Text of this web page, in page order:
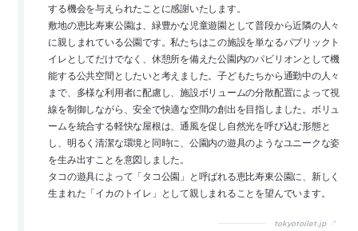
する機会を与えられたことに感謝いたします。
敷地の恵比寿東公園は、緑豊かな児童遊園として普段から近隣の人々
に親しまれている公園です。私たちはこの施設を単なるパブリックト
イレとしてだけでなく、休憩所を備えた公園内のパビリオンとして機
能する公共空間としたいと考えました。子どもたちから通勤中の人々
まで、多様な利用者に配慮し、施設ボリュームの分散配置によって視
線を制御しながら、安全で快適な空間の創出を目指しました。ボリュ
ームを統合する軽快な屋根は、通風を促し自然光を呼び込む形態と
し、明るく清潔な環境と同時に、公園内の遊具のようなユニークな姿
を生み出すことを意図しました。
タコの遊具によって「タコ公園」と呼ばれる恵比寿東公園に、新しく
生まれた「イカのトイレ」として親しまれることを望んでいます。
tokyotoilet.jp